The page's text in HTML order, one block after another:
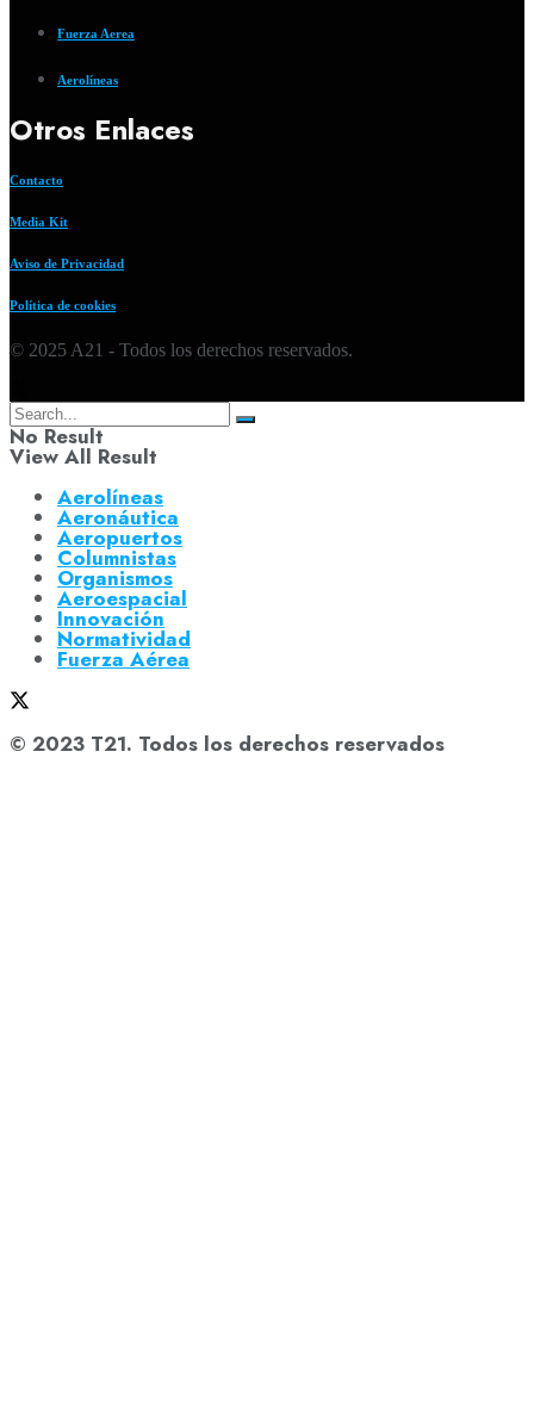
Fuerza Aerea
Aerolíneas
Otros Enlaces
Contacto
Media Kit
Aviso de Privacidad
Política de cookies
© 2025 A21 - Todos los derechos reservados.
No Result
View All Result
Aerolíneas
Aeronáutica
Aeropuertos
Columnistas
Organismos
Aeroespacial
Innovación
Normatividad
Fuerza Aérea
© 2023 T21. Todos los derechos reservados